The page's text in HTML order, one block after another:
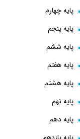
پایه چهارم
پایه پنجم
پایه ششم
پایه هفتم
پایه هشتم
پایه نهم
پایه دهم